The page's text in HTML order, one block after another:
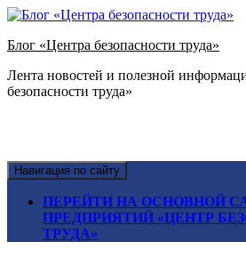
Блог «Центра безопасности труда»
Лента новостей и полезной
безопасности труда»
Навигация по сайту
ПЕРЕЙТИ НА ОСНОВНОЙ
ПРЕДПРИЯТИЙ «ЦЕНТР
ТРУДА»